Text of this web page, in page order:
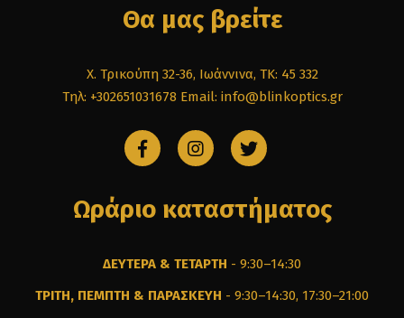
Θα μας βρείτε
Χ. Τρικούπη 32-36, Ιωάννινα, ΤΚ: 45 332
Τηλ: +302651031678 Email: info@blinkoptics.gr
Ωράριο καταστήματος
ΔΕΥΤΕΡΑ & ΤΕΤΑΡΤΗ - 9:30–14:30
ΤΡΙΤΗ, ΠΕΜΠΤΗ & ΠΑΡΑΣΚΕΥΗ - 9:30–14:30, 17:30–21:00